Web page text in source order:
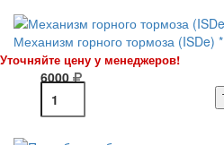
Механизм горного тормоза (ISDe) *
Уточняйте цену у менеджеров!
6000